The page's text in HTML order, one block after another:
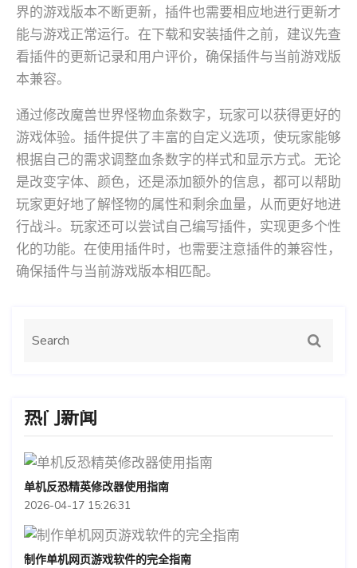
界的游戏版本不断更新，插件也需要相应地进行更新才
能与游戏正常运行。在下载和安装插件之前，建议先查
看插件的更新记录和用户评价，确保插件与当前游戏版
本兼容。
通过修改魔兽世界怪物血条数字，玩家可以获得更好的
游戏体验。插件提供了丰富的自定义选项，使玩家能够
根据自己的需求调整血条数字的样式和显示方式。无论
是改变字体、颜色，还是添加额外的信息，都可以帮助
玩家更好地了解怪物的属性和剩余血量，从而更好地进
行战斗。玩家还可以尝试自己编写插件，实现更多个性
化的功能。在使用插件时，也需要注意插件的兼容性，
确保插件与当前游戏版本相匹配。
热门新闻
单机反恐精英修改器使用指南
2026-04-17 15:26:31
制作单机网页游戏软件的完全指南